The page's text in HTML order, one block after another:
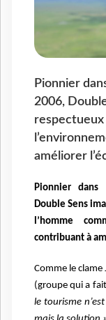
Pionnier
2006,
respectueux
améliorer
Pionnier
Double Sens
l’homme
contribuant à
Comme le clame
(groupe qui a
le tourisme